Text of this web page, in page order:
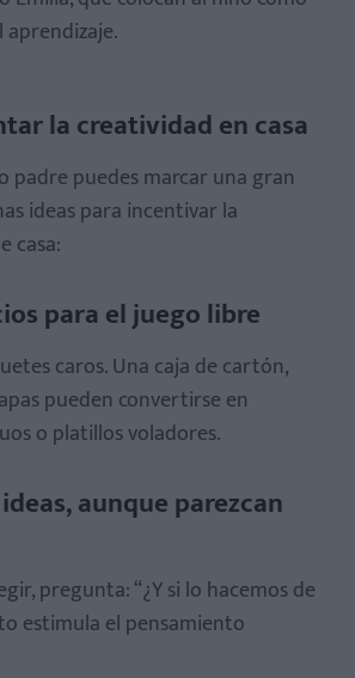
la creatividad en casa
padre puedes marcar una gran
ideas para incentivar la
casa:
para el juego libre
caros. Una caja de cartón,
pueden convertirse en
o platillos voladores.
aunque parezcan
pregunta: “¿Y si lo hacemos de
estimula el pensamiento